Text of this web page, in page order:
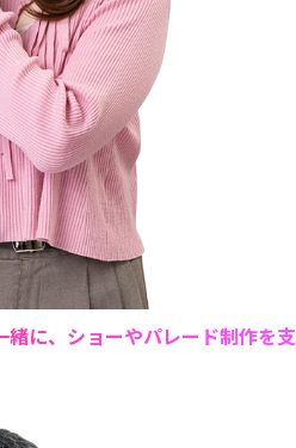
に、ショーやパレード制作を支